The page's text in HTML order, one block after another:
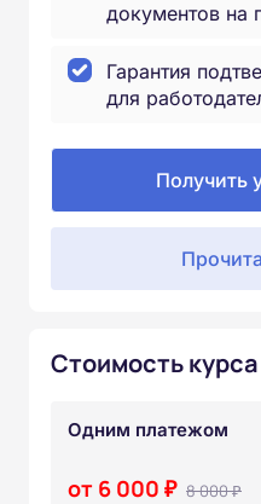
документов на
Гарантия
для
Получить
Стоимость курса
Одним платежом
от 6 000 ₽ 8 000 ₽